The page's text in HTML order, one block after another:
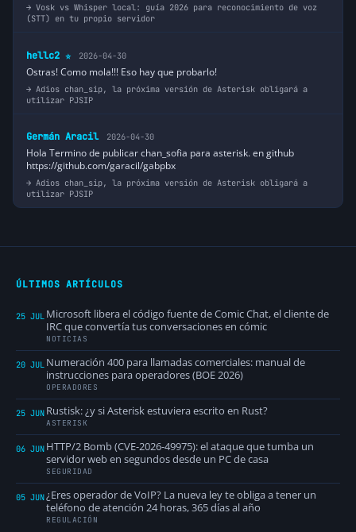
Vosk vs Whisper local: guía 2026 para reconocimiento de voz
(STT) en tu propio servidor
hellc2 ⭐ 2026-04-30
Ostras! Como mola!!! Eso hay que probarlo!
Adios chan_sip, la próxima versión de Asterisk obligará a
utilizar PJSIP
Germán Aracil 2026-04-30
Hola Termino de publicar chan_sofia para asterisk. en github
https://github.com/garacil/gabpbx
Adios chan_sip, la próxima versión de Asterisk obligará a
utilizar PJSIP
ÚLTIMOS ARTÍCULOS
25 JUL Microsoft libera el código fuente de Comic Chat, el cliente de
IRC que convertía tus conversaciones en cómic
NOTICIAS
20 JUL Numeración 400 para llamadas comerciales: manual de
instrucciones para operadores (BOE 2026)
OPERADORES
25 JUN Rustisk: ¿y si Asterisk estuviera escrito en Rust?
ASTERISK
06 JUN HTTP/2 Bomb (CVE-2026-49975): el ataque que tumba un
servidor web en segundos desde un PC de casa
SEGURIDAD
05 JUN¿Eres operador de VoIP? La nueva ley te obliga a tener un
teléfono de atención 24 horas, 365 días al año
REGULACIÓN